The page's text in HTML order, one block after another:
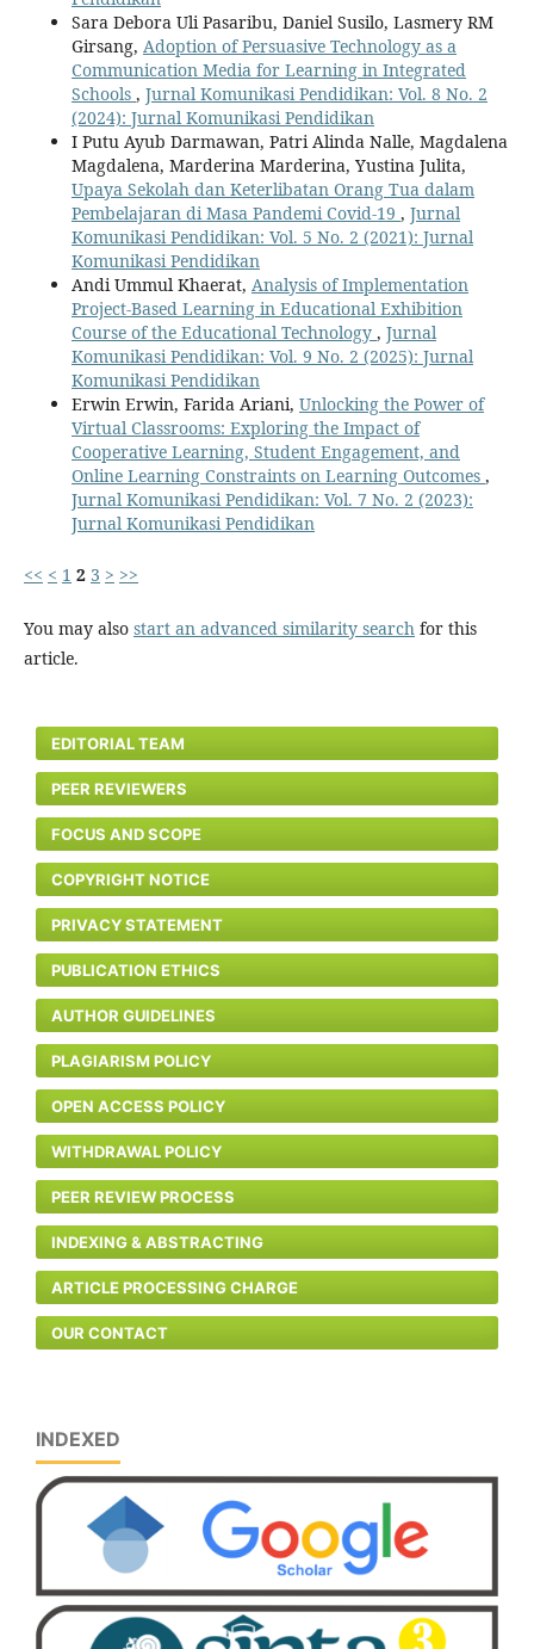
Sara Debora Uli Pasaribu, Daniel Susilo, Lasmery RM
Girsang, Adoption of Persuasive Technology as a
Communication Media for Learning in Integrated
Schools , Jurnal Komunikasi Pendidikan: Vol. 8 No. 2
(2024): Jurnal Komunikasi Pendidikan
I Putu Ayub Darmawan, Patri Alinda Nalle, Magdalena
Magdalena, Marderina Marderina, Yustina Julita,
Upaya Sekolah dan Keterlibatan Orang Tua dalam
Pembelajaran di Masa Pandemi Covid-19 , Jurnal
Komunikasi Pendidikan: Vol. 5 No. 2 (2021): Jurnal
Komunikasi Pendidikan
Andi Ummul Khaerat, Analysis of Implementation
Project-Based Learning in Educational Exhibition
Course of the Educational Technology , Jurnal
Komunikasi Pendidikan: Vol. 9 No. 2 (2025): Jurnal
Komunikasi Pendidikan
Erwin Erwin, Farida Ariani, Unlocking the Power of
Virtual Classrooms: Exploring the Impact of
Cooperative Learning, Student Engagement, and
Online Learning Constraints on Learning Outcomes ,
Jurnal Komunikasi Pendidikan: Vol. 7 No. 2 (2023):
Jurnal Komunikasi Pendidikan
<< < 1 2 3 > >>
You may also start an advanced similarity search for this
article.
EDITORIAL TEAM
PEER REVIEWERS
FOCUS AND SCOPE
COPYRIGHT NOTICE
PRIVACY STATEMENT
PUBLICATION ETHICS
AUTHOR GUIDELINES
PLAGIARISM POLICY
OPEN ACCESS POLICY
WITHDRAWAL POLICY
PEER REVIEW PROCESS
INDEXING & ABSTRACTING
ARTICLE PROCESSING CHARGE
OUR CONTACT
INDEXED